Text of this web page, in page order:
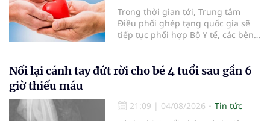
Trong thời gian tới, Trung tâm
Điều phối ghép tạng quốc gia sẽ
tiếp tục phối hợp Bộ Y tế, các bệnh
cường truyền thông, hoàn thiện
quy trình chuyên môn và hệ thống
hiến và ghép mô tạng.
Nối lại cánh tay đứt rời cho bé 4 tuổi sau gần 6
giờ thiếu máu
21:09 | 04/08/2026
Tin tức